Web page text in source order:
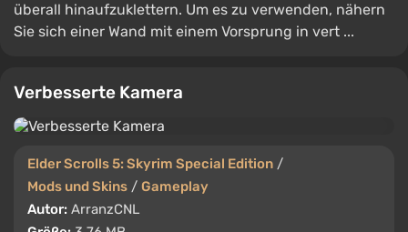
überall hinaufzuklettern. Um es zu verwenden, nähern
Sie sich einer Wand mit einem Vorsprung in vert ...
Verbesserte Kamera
Elder Scrolls 5: Skyrim Special Edition /
Mods und Skins / Gameplay
Autor: ArranzCNL